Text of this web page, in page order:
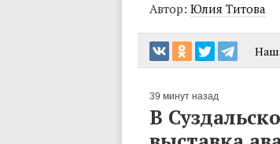
Автор: Юлия Титова
39 минут назад
В